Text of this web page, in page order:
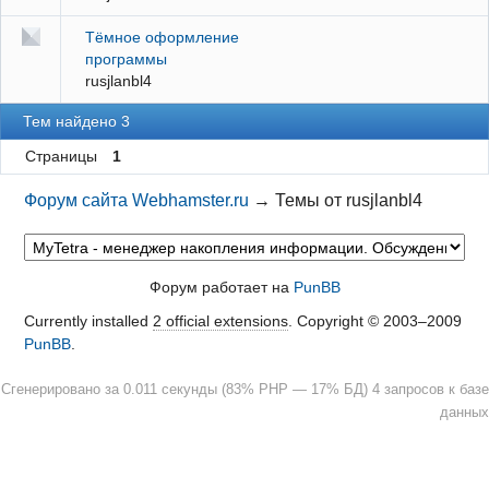
Тёмное оформление
программы
rusjlanbl4
Тем найдено 3
Страницы 1
Форум сайта Webhamster.ru →Темы от rusjlanbl4
Форум работает на PunBB
Currently installed 2 official extensions. Copyright © 2003–2009
PunBB.
Сгенерировано за 0.011 секунды (83% PHP — 17% БД) 4 запросов к базе
данных